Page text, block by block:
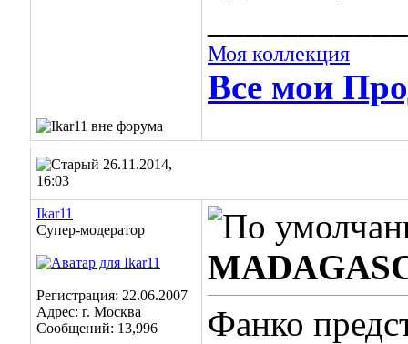
Моя коллекция
Все мои
26.11.2014,
16:03
Ikar11
Супер-модератор
Регистрация: 22.06.2007
Адрес: г. Москва
Сообщений: 13,996
Фанко